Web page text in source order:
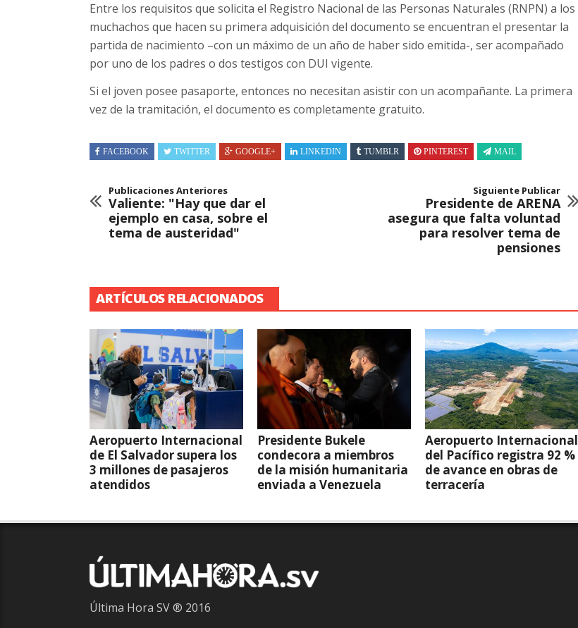
Entre los requisitos que solicita el Registro Nacional de las Personas Naturales (RNPN) a los
muchachos que hacen su primera adquisición del documento se encuentran el presentar la
partida de nacimiento –con un máximo de un año de haber sido emitida-, ser acompañado
por uno de los padres o dos testigos con DUI vigente.
Si el joven posee pasaporte, entonces no necesitan asistir con un acompañante. La primera
vez de la tramitación, el documento es completamente gratuito.
FACEBOOK TWITTER GOOGLE+ LINKEDIN TUMBLR PINTEREST MAIL
Publicaciones Anteriores
Valiente: "Hay que dar el
ejemplo en casa, sobre el
tema de austeridad"
Siguiente Publicar
Presidente de ARENA
asegura que falta voluntad
para resolver tema de
pensiones
ARTÍCULOS RELACIONADOS
Aeropuerto Internacional
de El Salvador supera los
3 millones de pasajeros
atendidos
Presidente Bukele
condecora a miembros
de la misión humanitaria
enviada a Venezuela
Aeropuerto Internacional
del Pacífico registra 92 %
de avance en obras de
terracería
Última Hora SV ® 2016